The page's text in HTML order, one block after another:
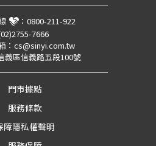
： 0800-211-922
7666
： cs@sinyi.com.tw
義區信義路五段100號
門市據點
服務條款
障隱私權聲明